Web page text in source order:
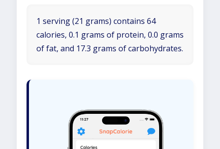
1 serving (21 grams) contains 64
calories, 0.1 grams of protein, 0.0 grams
of fat, and 17.3 grams of carbohydrates.